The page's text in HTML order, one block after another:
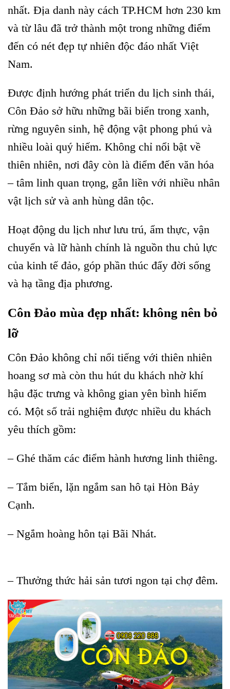
nhất. Địa danh này cách TP.HCM hơn 230 km
và từ lâu đã trở thành một trong những điểm
đến có nét đẹp tự nhiên độc đáo nhất Việt
Nam.
Được định hướng phát triển du lịch sinh thái,
Côn Đảo sở hữu những bãi biển trong xanh,
rừng nguyên sinh, hệ động vật phong phú và
nhiều loài quý hiếm. Không chỉ nổi bật về
thiên nhiên, nơi đây còn là điểm đến văn hóa
– tâm linh quan trọng, gắn liền với nhiều nhân
vật lịch sử và anh hùng dân tộc.
Hoạt động du lịch như lưu trú, ẩm thực, vận
chuyển và lữ hành chính là nguồn thu chủ lực
của kinh tế đảo, góp phần thúc đẩy đời sống
và hạ tầng địa phương.
Côn Đảo mùa đẹp nhất: không nên bỏ
lỡ
Côn Đảo không chỉ nổi tiếng với thiên nhiên
hoang sơ mà còn thu hút du khách nhờ khí
hậu đặc trưng và không gian yên bình hiếm
có. Một số trải nghiệm được nhiều du khách
yêu thích gồm:
– Ghé thăm các điểm hành hương linh thiêng.
– Tắm biển, lặn ngắm san hô tại Hòn Bảy
Cạnh.
– Ngắm hoàng hôn tại Bãi Nhát.
– Thưởng thức hải sản tươi ngon tại chợ đêm.